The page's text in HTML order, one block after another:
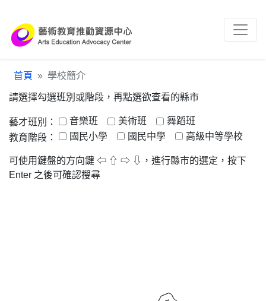
首頁 學校簡介
請選擇勾選班別或階段，再點選欲查看的縣市
藝才班別： 音樂班 美術班
舞蹈班
教育階段：
國民小學 國民中學 高級中等學校
可使用鍵盤的方向鍵 ⇦ ⇧ ⇨ ⇩，進行縣市的選定，按下
Enter 之後可確認搜尋